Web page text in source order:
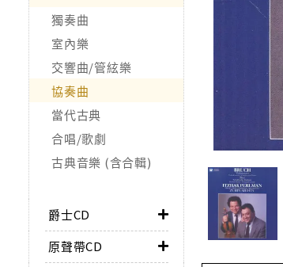
獨奏曲
室內樂
交響曲/管絃樂
協奏曲
當代古典
合唱/歌劇
古典音樂 (含合輯)
爵士CD
原聲帶CD